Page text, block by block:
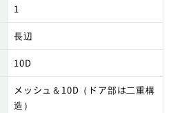
1
長辺
10D
メッシュ＆10D（ドア部は二重構
造）